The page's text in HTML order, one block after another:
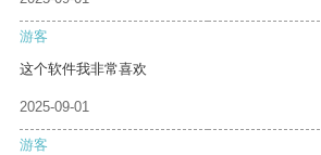
游客
这个软件我非常喜欢
2025-09-01
游客